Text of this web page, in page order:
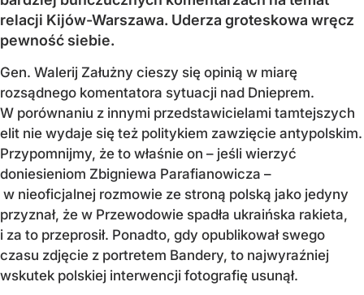
relacji Kijów-Warszawa. Uderza groteskowa wręcz
pewność siebie.
Gen. Walerij Załużny cieszy się opinią w miarę
rozsądnego komentatora sytuacji nad Dnieprem.
W porównaniu z innymi przedstawicielami tamtejszych
elit nie wydaje się też politykiem zawzięcie antypolskim.
Przypomnijmy, że to właśnie on – jeśli wierzyć
doniesieniom Zbigniewa Parafianowicza –
w nieoficjalnej rozmowie ze stroną polską jako jedyny
przyznał, że w Przewodowie spadła ukraińska rakieta,
i za to przeprosił. Ponadto, gdy opublikował swego
czasu zdjęcie z portretem Bandery, to najwyraźniej
wskutek polskiej interwencji fotografię usunął.